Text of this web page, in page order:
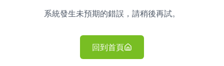
系統發生未預期的錯誤，請稍後再試。
回到首頁